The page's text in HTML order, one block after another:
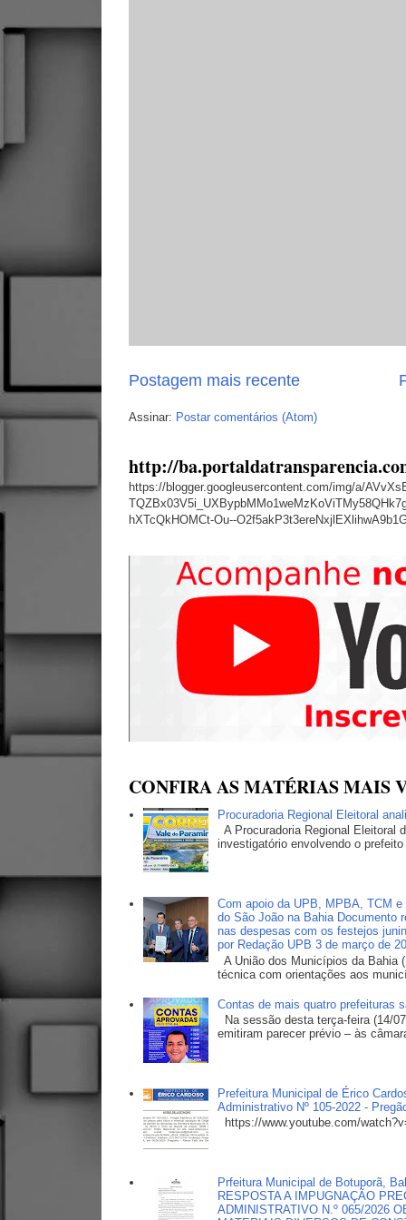
Postagem mais recente
Assinar: Postar comentários (Atom)
http://
https://blogger.googleusercontent.com/img/a/
hXTcQkHOMCt-Ou--
CONFIRA AS MATÉRIAS MAIS
Procuradoria Regional Eleitoral
A Procuradoria Regional Eleitoral
investigatório envolvendo o
Com apoio da UPB, MPBA, TCM
do São João na Bahia Documento
nas despesas com os festejos
por Redação UPB 3 de março de
A União dos Municípios da Bahia
técnica com orientações aos
Contas de mais quatro prefeituras
Na sessão desta terça-feira (14/
emitiram parecer prévio – às
Prefeitura Municipal de Érico
Administrativo Nº 105-2022 -
https://www.youtube.com/
Prfeitura Municipal de Botuporã,
RESPOSTA A IMPUGNAÇÃO
ADMINISTRATIVO N.º 065/2026